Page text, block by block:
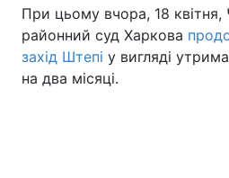
При цьому вчора, 18
районний суд Харкова
захід Штепі у вигляді
на два місяці.